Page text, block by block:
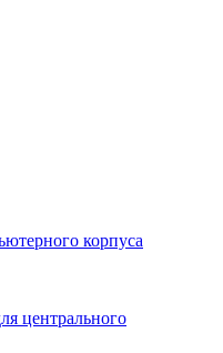
корпуса
центрального